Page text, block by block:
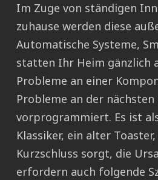
Im Zuge von ständigen
zuhause werden diese
Automatische Systeme,
statten Ihr Heim gänzlich
Probleme an einer
Probleme an der nächsten
vorprogrammiert. Es ist
Klassiker, ein alter
Kurzschluss sorgt, die
erfordern auch folgende